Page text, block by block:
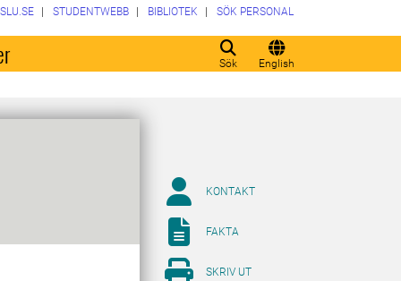
Sök English
SLU.SE STUDENTWEBB BIBLIOTEK SÖK PERSONAL
KONTAKT
FAKTA
SKRIV UT